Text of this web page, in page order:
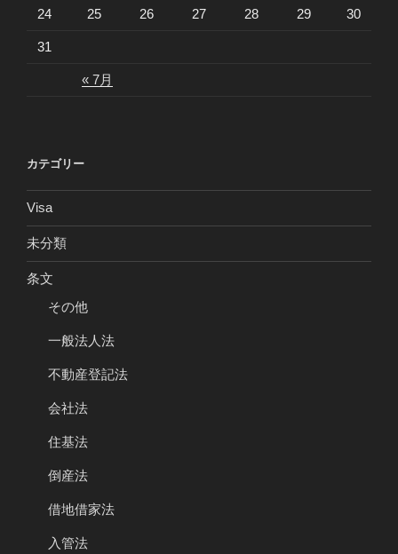
« 7月
24 25 26 27 28 29 30
31
カテゴリー
Visa
未分類
条文
その他
一般法人法
不動産登記法
会社法
住基法
倒産法
借地借家法
入管法